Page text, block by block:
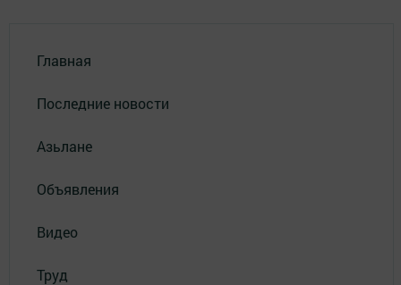
Главная
Последние новости
Азьлане
Объявления
Видео
Труд